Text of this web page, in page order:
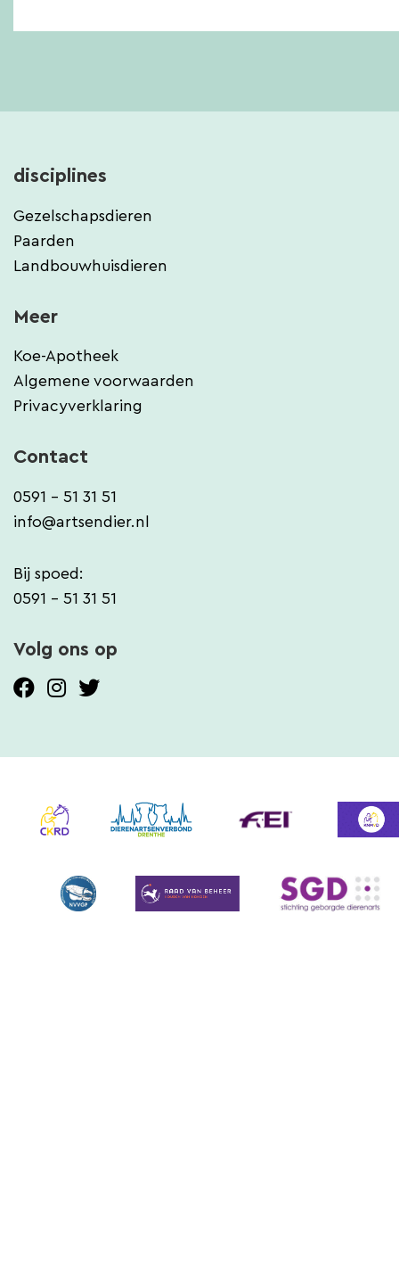
disciplines
Gezelschapsdieren
Paarden
Landbouwhuisdieren
Meer
Koe-Apotheek
Algemene voorwaarden
Privacyverklaring
Contact
0591 - 51 31 51
info@artsendier.nl
Bij spoed:
0591 - 51 31 51
Volg ons op